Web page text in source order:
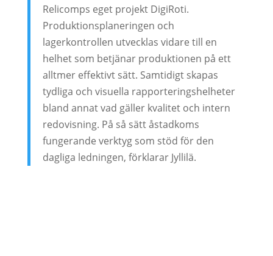
Relicomps eget projekt DigiRoti.
Produktionsplaneringen och
lagerkontrollen utvecklas vidare till en
helhet som betjänar produktionen på ett
alltmer effektivt sätt. Samtidigt skapas
tydliga och visuella rapporteringshelheter
bland annat vad gäller kvalitet och intern
redovisning. På så sätt åstadkoms
fungerande verktyg som stöd för den
dagliga ledningen, förklarar Jyllilä.